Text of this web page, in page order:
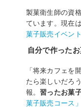
製菓衛生師の資
ています。現在
菓子販売イベント
自分で作った
「将来カフェを
たら楽しいだろ
報。習ったお菓
菓子販売コース」